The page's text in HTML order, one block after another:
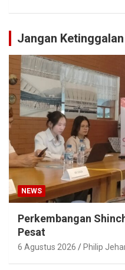
Jangan Ketinggalan
NEWS
Perkembangan
Pesat
6 Agustus 2026 Philip